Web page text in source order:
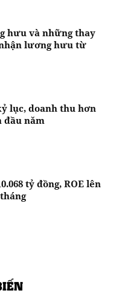
hưu và những thay
lương hưu từ
lục, doanh thu hơn
đầu năm
tỷ đồng, ROE lên